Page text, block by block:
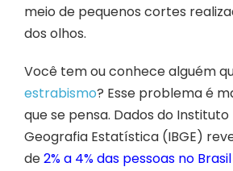
meio de pequenos cortes
dos olhos.
Você tem ou conhece alguém
estrabismo? Esse problema é
que se pensa. Dados do
Geografia Estatística (IBGE)
de2% a 4% das pessoas no